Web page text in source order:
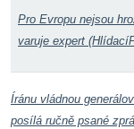
Pro Evropu nejsou
varuje expert
Íránu vládnou
posílá ručně psané